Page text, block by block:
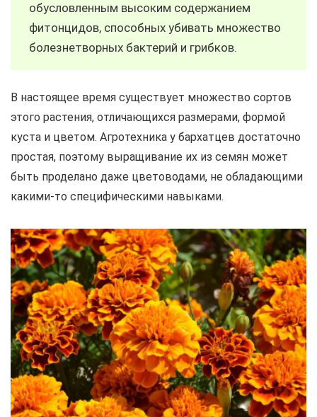
обусловленным высоким содержанием
фитонцидов, способных убивать множество
болезнетворных бактерий и грибков.
В настоящее время существует множество сортов
этого растения, отличающихся размерами, формой
куста и цветом. Агротехника у бархатцев достаточно
простая, поэтому выращивание их из семян может
быть проделано даже цветоводами, не обладающими
какими-то специфическими навыками.